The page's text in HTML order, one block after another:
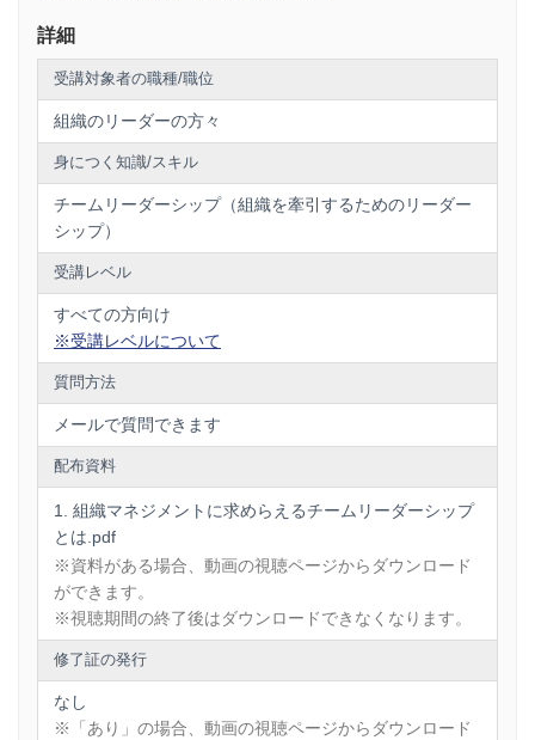
詳細
受講対象者の職種/職位
組織のリーダーの方々
身につく知識/スキル
チームリーダーシップ（組織を牽引するためのリーダー
シップ）
受講レベル
すべての方向け
※受講レベルについて
質問方法
メールで質問できます
配布資料
組織マネジメントに求めらえるチームリーダーシップ
とは.pdf
※資料がある場合、動画の視聴ページからダウンロード
ができます。
※視聴期間の終了後はダウンロードできなくなります。
修了証の発行
なし
※「あり」の場合、動画の視聴ページからダウンロード